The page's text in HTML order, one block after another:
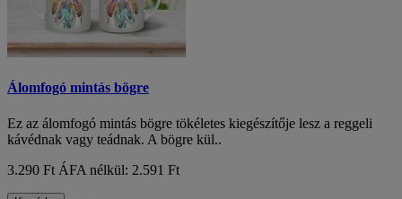
Álomfogó mintás bögre
Ez az álomfogó mintás bögre tökéletes kiegészítője lesz a reggeli
kávédnak vagy teádnak. A bögre kül..
3.290 Ft ÁFA nélkül: 2.591 Ft